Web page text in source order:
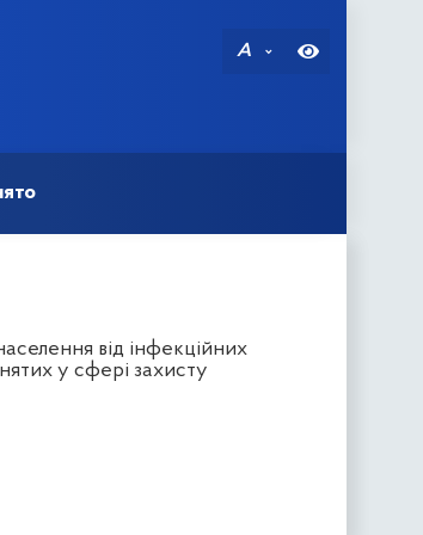
A
від інфекційних
у сфері захисту